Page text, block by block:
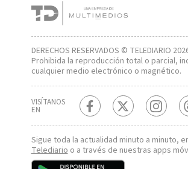
DERECHOS RESERVADOS © TELEDIARIO
Prohibida la reproducción total o parcial,
cualquier medio electrónico o magnético.
VISÍTANOS
EN
Sigue toda la actualidad minuto a minuto,
Telediarioo a través de nuestras apps